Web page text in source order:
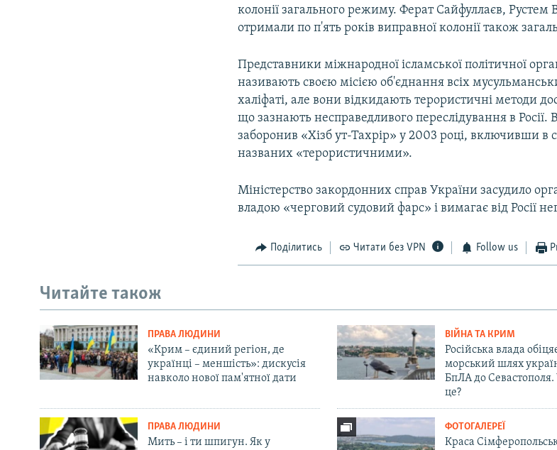
колонії загального режиму. Ферат Сайфуллаєв, Рустем
отримали по п'ять років виправної колонії також
Представники міжнародної ісламської політичної
називають своєю місією об'єднання всіх
халіфаті, але вони відкидають терористичні методи
що зазнають несправедливого переслідування в Росії.
заборонив «Хізб ут-Тахрір» у 2003 році, включивши в
названих «терористичними».
Міністерство закордонних справ України засудило
владою «черговий судовий фарс» і вимагає від Росії
Поділитись Читати без VPN Follow us
Читайте також
ПРАВА ЛЮДИНИ
«Крим – єдиний регіон, де
українці – меншість»: дискусія
навколо нової пам'ятної дати
ВІЙНА ТА КРИМ
Російська влада
морський шлях
БпЛА до
це?
ПРАВА ЛЮДИНИ
Мить – і ти шпигун. Як у
ФОТОГАЛЕРЕЇ
Краса